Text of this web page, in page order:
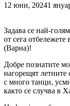
12 юни, 20241
Задава се най-
от сега
(Варна)!
Добре познатите
нагорещят летните
с много танци,
както се случва в